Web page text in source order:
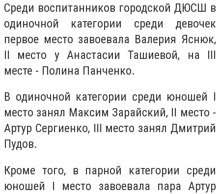
Среди воспитанников городской ДЮСШ в
одиночной категории среди девочек
первое место завоевала Валерия Яснюк,
II место у Анастасии Ташиевой, на III
месте - Полина Панченко.
В одиночной категории среди юношей I
место занял Максим Зарайский, II место -
Артур Сергиенко, III место занял Дмитрий
Пудов.
Кроме того, в парной категории среди
юношей I место завоевала пара Артур